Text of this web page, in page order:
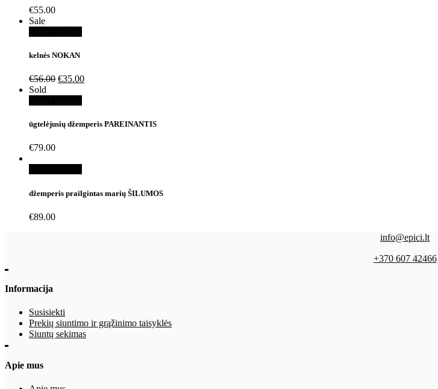
€55.00
Sale
kelnės NOKAN
€56.00 €35.00
Sold
ūgtelėjusių džemperis PAREINANTIS
€79.00
džemperis prailgintas marių ŠILUMOS
€89.00
info@epici.lt
+370 607 42466
Informacija
Susisiekti
Prekių siuntimo ir grąžinimo taisyklės
Siuntų sekimas
Apie mus